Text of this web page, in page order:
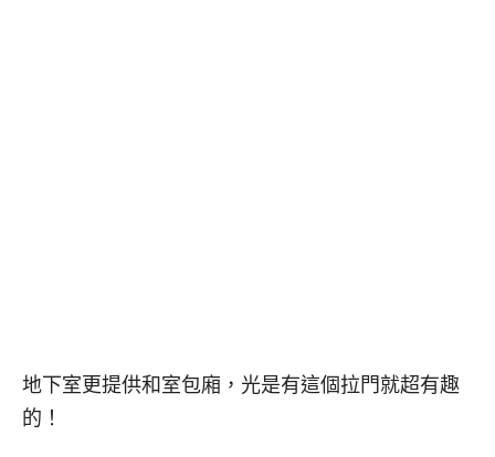
地下室更提供和室包廂，光是有這個拉門就超有趣
的！